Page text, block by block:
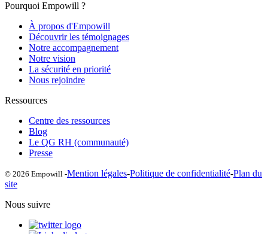
Pourquoi Empowill ?
À propos d'Empowill
Découvrir les témoignages
Notre accompagnement
Notre vision
La sécurité en priorité
Nous rejoindre
Ressources
Centre des ressources
Blog
Le QG RH (communauté)
Presse
© 2026 Empowill -Mention légales-Politique de confidentialité-Plan du
site
Nous suivre